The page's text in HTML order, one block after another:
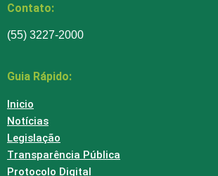
Contato:
(55) 3227-2000
Guia Rápido:
Inicio
Notícias
Legislação
Transparência Pública
Protocolo Digital